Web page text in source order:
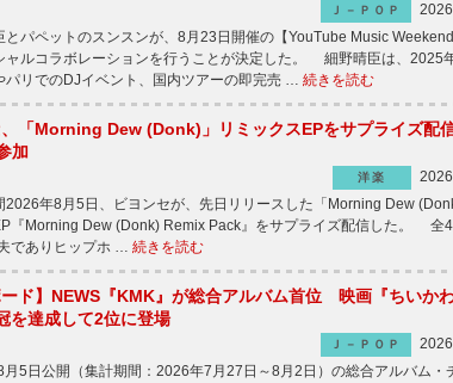
Ｊ－ＰＯＰ
パペットのスンスンが、8月23日開催の【YouTube Music Weekend
ャルコラボレーションを行うことが決定した。 細野晴臣は、2025
パリでのDJイベント、国内ツアーの即完売 … 続きを読む
、「Morning Dew (Donk)」リミックスEPをサプライズ配
加
洋楽
年8月5日、ビヨンセが、先日リリースした「Morning Dew
『Morning Dew (Donk) Remix Pack』をサプライズ配信した。 全
でありヒップホ … 続きを読む
ード】NEWS『KMK』が総合アルバム首位 映画『ちいか
を達成して2位に登場
Ｊ－ＰＯＰ
5日公開（集計期間：2026年7月27日～8月2日）の総合アルバム・